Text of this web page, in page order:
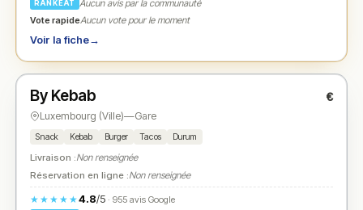
RANKEAT
Aucun avis par la communauté
Vote rapideAucun vote pour le moment
Voir la fiche→
★ N° 2
By Kebab €
Luxembourg (Ville)—Gare
Snack Kebab Burger Tacos Durum
Livraison :Non renseignée
Réservation en ligne :Non renseignée
★★★★★4.8/5· 955 avis Google